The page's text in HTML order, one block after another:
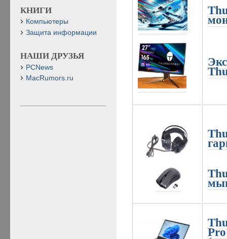
Pro
КНИГИ
Компьютеры
Защита информации
НАШИ ДРУЗЬЯ
PCNews
MacRumors.ru